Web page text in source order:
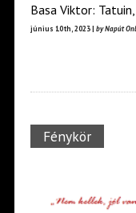
Basa Viktor:
június 10th, 2023 | by Napút
Fénykör